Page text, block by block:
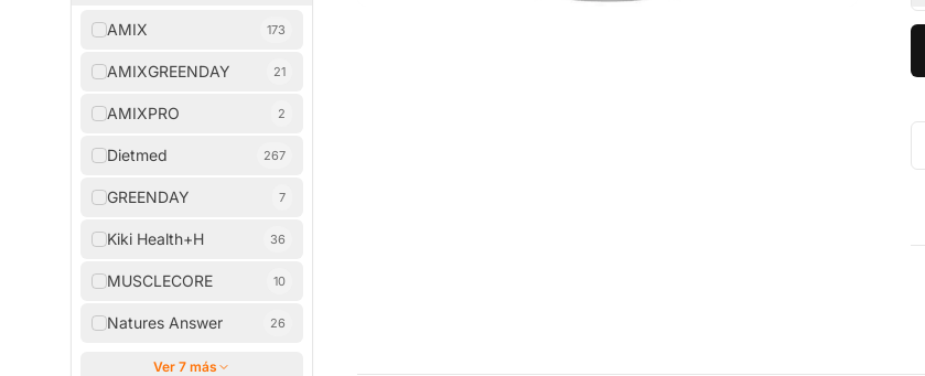
AMIX 173
AMIXGREENDAY 21
AMIXPRO 2
Dietmed 267
GREENDAY 7
Kiki Health+H 36
MUSCLECORE 10
Natures Answer 26
Ver 7 más